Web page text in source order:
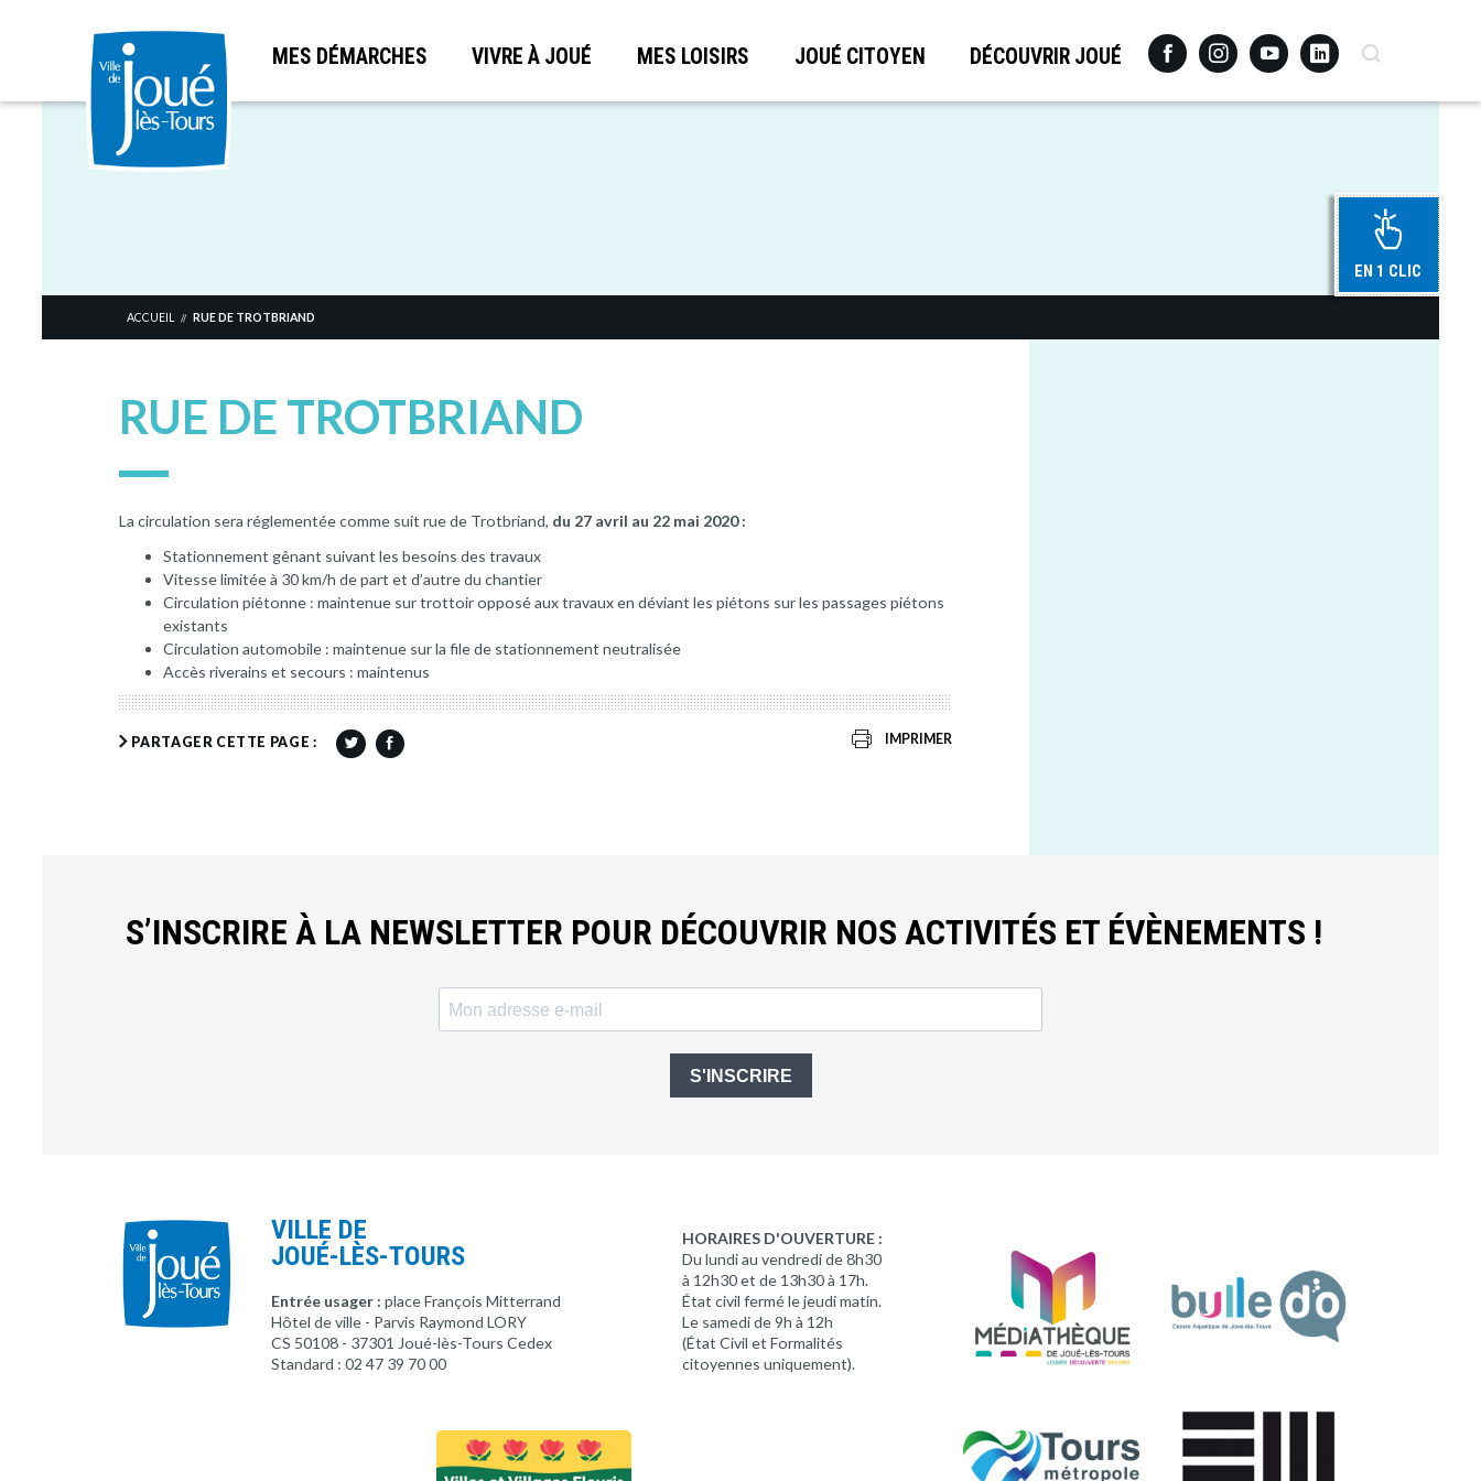
Aller
MES DÉMARCHES VIVRE À JOUÉ MES LOISIRS JOUÉ CITOYEN DÉCOUVRIR JOUÉ FacebookInstagramYoutubeLinkedinRecherche
EN 1 CLIC
ACCUEIL // RUE DE TROTBRIAND
RUE DE TROTBRIAND
La circulation sera réglementée comme suit rue de Trotbriand, du 27 avril au 22 mai 2020 :
Stationnement gênant suivant les besoins des travaux
Vitesse limitée à 30 km/h de part et d’autre du chantier
Circulation piétonne : maintenue sur trottoir opposé aux travaux en déviant les piétons sur les passages piétons
existants
Circulation automobile : maintenue sur la file de stationnement neutralisée
Accès riverains et secours : maintenus
PARTAGER CETTE PAGE : IMPRIMER
S’INSCRIRE À LA NEWSLETTER POUR DÉCOUVRIR NOS ACTIVITÉS ET ÉVÈNEMENTS !
S'INSCRIRE
VILLE DE
JOUÉ-LÈS-TOURS
Entrée usager : place François Mitterrand
Hôtel de ville - Parvis Raymond LORY
CS 50108 - 37301 Joué-lès-Tours Cedex
Standard : 02 47 39 70 00
HORAIRES D'OUVERTURE :
Du lundi au vendredi de 8h30
à 12h30 et de 13h30 à 17h.
État civil fermé le jeudi matin.
Le samedi de 9h à 12h
(État Civil et Formalités
citoyennes uniquement).